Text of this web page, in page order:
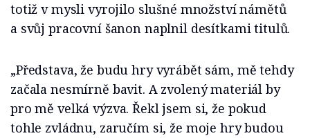
totiž v mysli vyrojilo slušné množství námětů
a svůj pracovní šanon naplnil desítkami titulů.
„Představa, že budu hry vyrábět sám, mě tehdy
začala nesmírně bavit. A zvolený materiál by
pro mě velká výzva. Řekl jsem si, že pokud
tohle zvládnu, zaručím si, že moje hry budou